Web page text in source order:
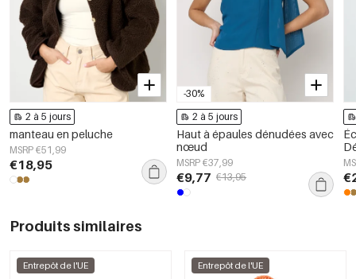
2 à 5 jours
manteau en peluche
MSRP €51,99
€18,95
-30%
2 à 5 jours
Haut à épaules dénudées avec
nœud
MSRP €37,99
€9,77 €13,95
Produits similaires
Entrepôt de l'UE Entrepôt de l'UE